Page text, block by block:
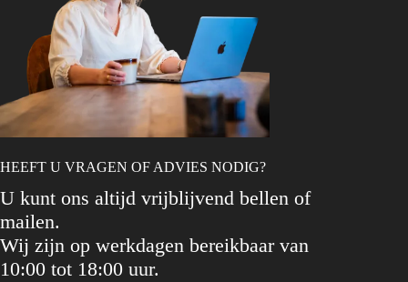
HEEFT U VRAGEN OF ADVIES NODIG?
U kunt ons altijd vrijblijvend bellen of
mailen.
Wij zijn op werkdagen bereikbaar van
10:00 tot 18:00 uur.